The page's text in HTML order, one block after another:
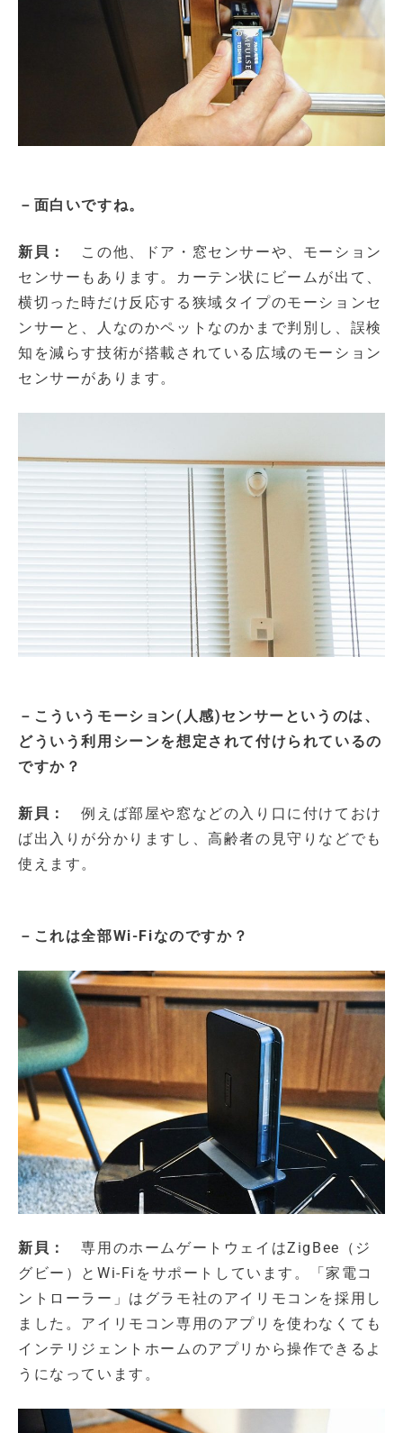
－面白いですね。
新貝： この他、ドア・窓センサーや、モーション
センサーもあります。カーテン状にビームが出て、
横切った時だけ反応する狭域タイプのモーションセ
ンサーと、人なのかペットなのかまで判別し、誤検
知を減らす技術が搭載されている広域のモーション
センサーがあります。
－こういうモーション(人感)センサーというのは、
どういう利用シーンを想定されて付けられているの
ですか？
新貝：例えば部屋や窓などの入り口に付けておけ
ば出入りが分かりますし、高齢者の見守りなどでも
使えます。
－これは全部Wi-Fiなのですか？
新貝：専用のホームゲートウェイはZigBee（ジ
グビー）とWi-Fiをサポートしています。「家電コ
ントローラー」はグラモ社のアイリモコンを採用し
ました。アイリモコン専用のアプリを使わなくても
インテリジェントホームのアプリから操作できるよ
うになっています。